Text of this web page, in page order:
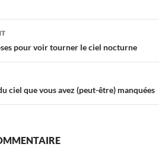
pour voir tourner le ciel nocturne
ciel que vous avez (peut-être) manquées